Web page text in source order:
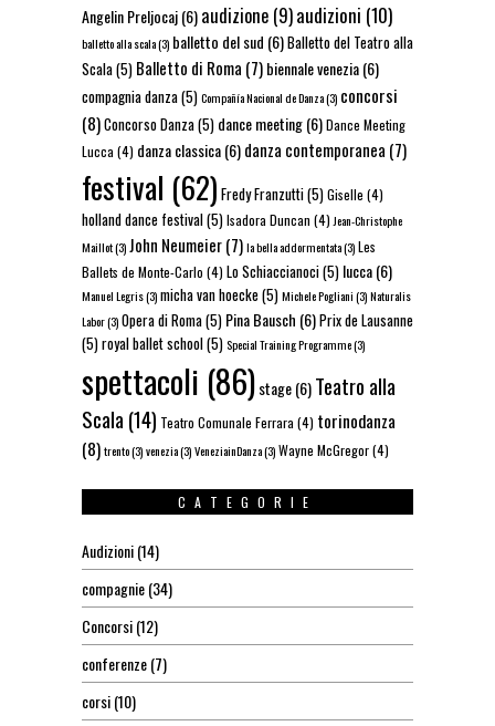
Angelin Preljocaj(6)audizione (9)audizioni (10)
balletto alla scala(3) balletto del sud (6)Balletto del Teatro alla
Scala(5) Balletto di Roma (7)biennale venezia(6)
compagnia danza(5)Compañía Nacional de Danza(3) concorsi
(8)Concorso Danza(5) dance meeting(6)Dance Meeting
Lucca(4) danza classica(6)danza contemporanea (7)
festival (62) Fredy Franzutti(5)Giselle (4)
holland dance festival(5)Isadora Duncan (4) Jean-Christophe
Maillot(3)John Neumeier(7)la bella addormentata(3)Les
Ballets de Monte-Carlo (4) Lo Schiaccianoci(5) lucca(6)
Manuel Legris(3)micha van hoecke(5)Michele Pogliani(3)Naturalis
Labor(3)Opera di Roma(5) Pina Bausch (6)Prix de Lausanne
(5)royal ballet school(5)Special Training Programme(3)
spettacoli (86)stage(6)Teatro alla
Scala (14) Teatro Comunale Ferrara(4) torinodanza
(8)trento(3)venezia(3)VeneziainDanza(3)Wayne McGregor(4)
CATEGORIE
Audizioni(14)
compagnie(34)
Concorsi(12)
conferenze(7)
corsi(10)